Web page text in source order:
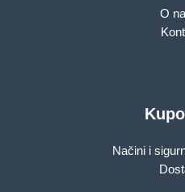
O
Načini i